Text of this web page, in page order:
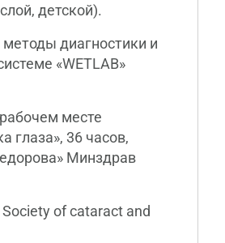
детской).
диагностики и
«WETLAB»
месте
глаза», 36 часов,
Минздрав
of cataract and